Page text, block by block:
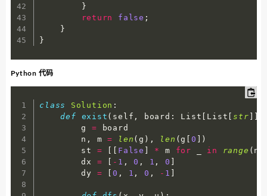
}
return
false ;
}
}
Python 代码
class Solution :
def
exist ( self , board : List List [str
        g
= board
        n
, m = len (g ) , len (g 0
)
        st
= False * m for in range ( n
        dx
= - 1 , 0 , 1 , 0
        dy
= [0 , 1 , 0 , - 1